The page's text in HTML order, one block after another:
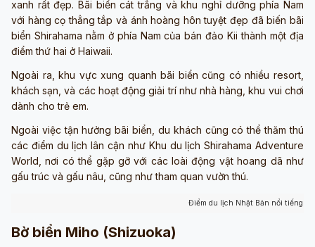
xanh rất đẹp. Bãi biển cát trắng và khu nghỉ dưỡng phía Nam
với hàng cọ thẳng tắp và ánh hoàng hôn tuyệt đẹp đã biến bãi
biển Shirahama nằm ở phía Nam của bán đảo Kii thành một địa
điểm thứ hai ở Haiwaii.
Ngoài ra, khu vực xung quanh bãi biển cũng có nhiều resort,
khách sạn, và các hoạt động giải trí như nhà hàng, khu vui chơi
dành cho trẻ em.
Ngoài việc tận hưởng bãi biển, du khách cũng có thể thăm thú
các điểm du lịch lân cận như Khu du lịch Shirahama Adventure
World, nơi có thể gặp gỡ với các loài động vật hoang dã như
gấu trúc và gấu nâu, cũng như tham quan vườn thú.
Điểm du lịch Nhật Bản nổi tiếng
Bờ biển Miho (Shizuoka)